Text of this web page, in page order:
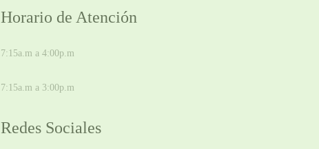
Horario de Atención
7:15a.m a 4:00p.m
7:15a.m a 3:00p.m
Redes Sociales